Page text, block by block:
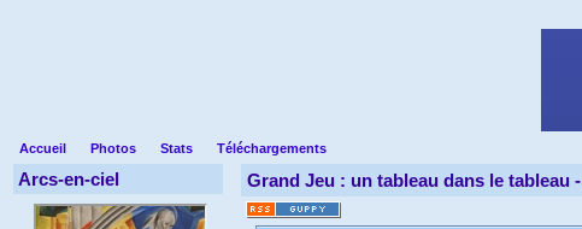
Accueil Photos Stats Téléchargements
Arcs-en-ciel Grand Jeu : un tableau dans le tableau -